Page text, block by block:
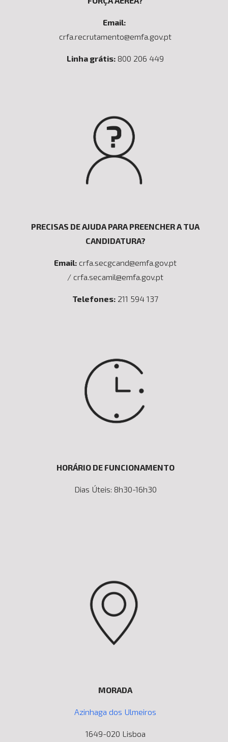
Email:
crfa.recrutamento@emfa.gov.pt
Linha grátis: 800 206 449
PRECISAS DE AJUDA PARA PREENCHER A TUA
CANDIDATURA?
Email: crfa.secgcand@emfa.gov.pt
/ crfa.secamil@emfa.gov.pt
Telefones: 211 594 137
HORÁRIO DE FUNCIONAMENTO
Dias Úteis: 8h30-16h30
MORADA
Azinhaga dos Ulmeiros
1649-020 Lisboa